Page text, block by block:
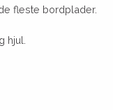
fleste bordplader.
hjul.